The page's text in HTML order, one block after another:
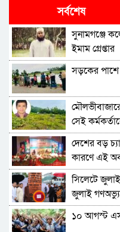
শাপলা চত্বরে
বিরুদ্ধে
গিয়ে
কে হতে
আমলা
সিলেটে
আসামির
এআই দিয়ে
সিলেটের
শাবিপ্রবিতে
ও তারেক
সর্বশেষ
সুনামগঞ্জে
ইমাম গ্রেপ্তার
সড়কের পাশে
সেই
দেশের বড়
কারণে এই
সিলেটে
জুলাই
১০ আগস্ট